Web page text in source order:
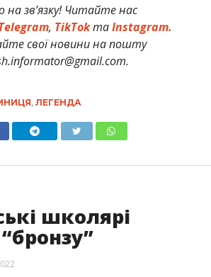
на зв’язку! Читайте нас
, TikTokтаInstagram.
свої новини на пошту
, ЛЕГЕНДА
школярі